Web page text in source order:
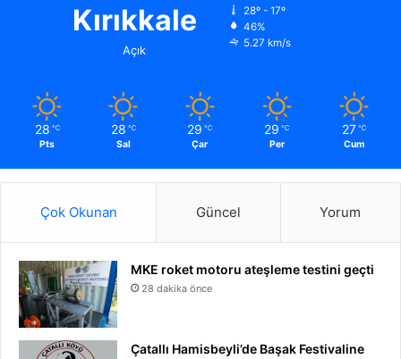
Kırıkkale
Açık
28º - 17º
46%
5.27 km/s
28 ℃
Pts
28 ℃
Sal
29 ℃
Çar
29 ℃
Per
27 ℃
Cum
Çok Okunan Güncel Yorum
MKE roket motoru ateşleme testini geçti
28 dakika önce
Çatallı Hamisbeyli’de Başak Festivaline